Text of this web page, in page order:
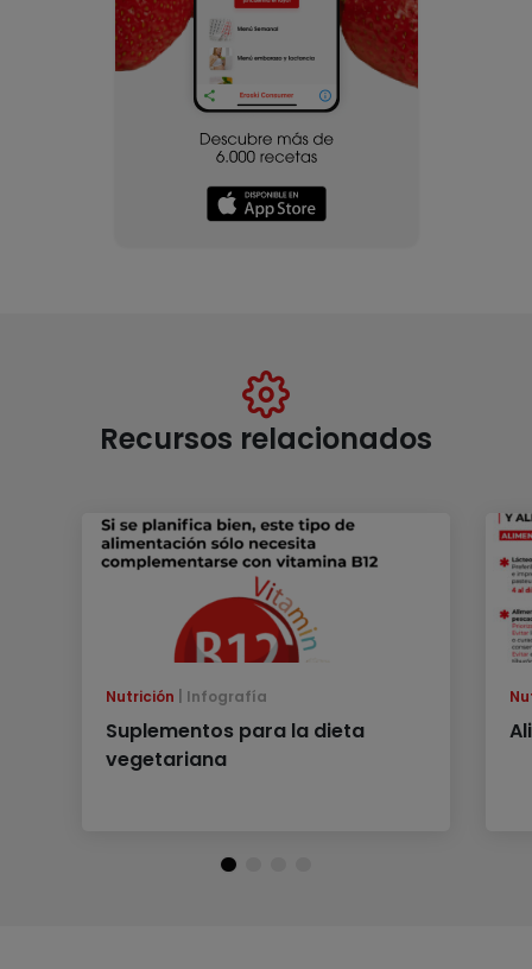
Recursos relacionados
Nutrición Infografía
Suplementos para la dieta
vegetariana